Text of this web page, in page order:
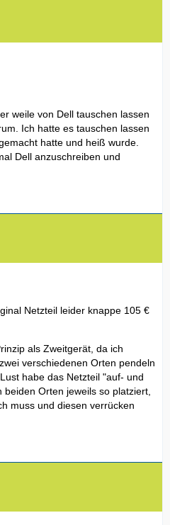
weile von Dell tauschen lassen
Ich hatte es tauschen lassen
hatte und heiß wurde.
Dell anzuschreiben und
Netzteil leider knappe 105 €
als Zweitgerät, da ich
verschiedenen Orten pendeln
habe das Netzteil "auf- und
Orten jeweils so platziert,
muss und diesen verrücken